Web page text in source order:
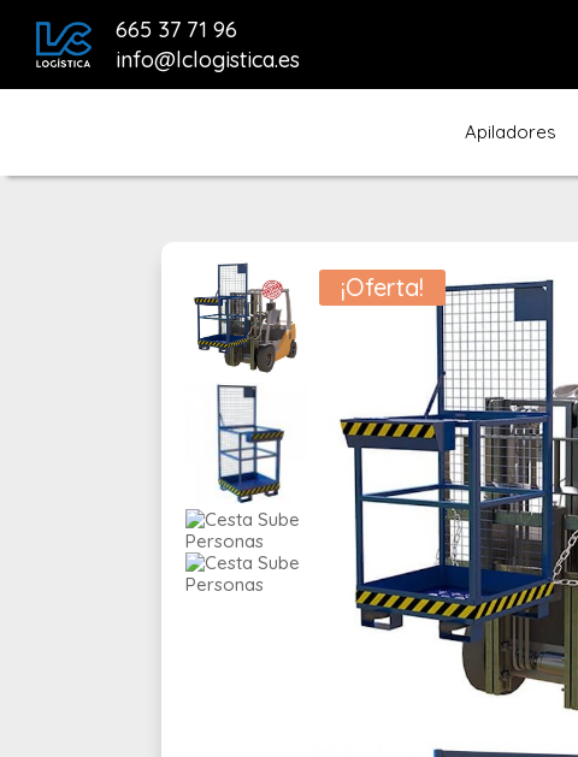
665 37 71 96
info@lclogistica.es
Apiladores
¡Oferta!